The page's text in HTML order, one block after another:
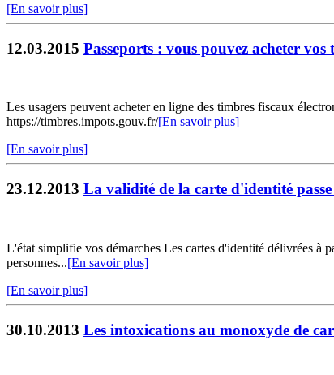
[En savoir plus]
12.03.2015 Passeports : vous pouvez acheter
Les usagers peuvent acheter en ligne des timbres fiscaux
https://timbres.impots.gouv.fr/[En savoir plus]
[En savoir plus]
23.12.2013 La validité de la carte d'identité passe
L'état simplifie vos démarches Les cartes d'identité délivrées à
personnes...[En savoir plus]
[En savoir plus]
30.10.2013 Les intoxications au monoxyde de